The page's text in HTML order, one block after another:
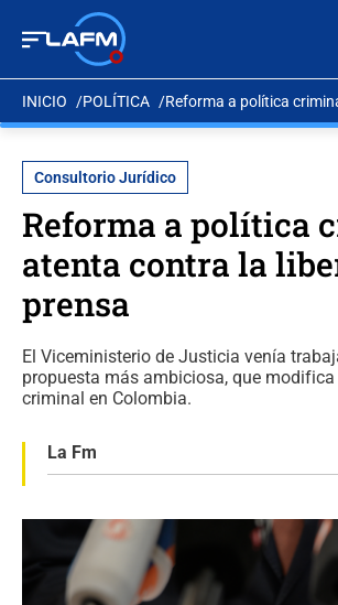
INICIO POLÍTICA Reforma a política
Consultorio Jurídico
Reforma a política
atenta contra la
prensa
El Viceministerio de Justicia venía
propuesta más ambiciosa, que
criminal en Colombia.
La Fm